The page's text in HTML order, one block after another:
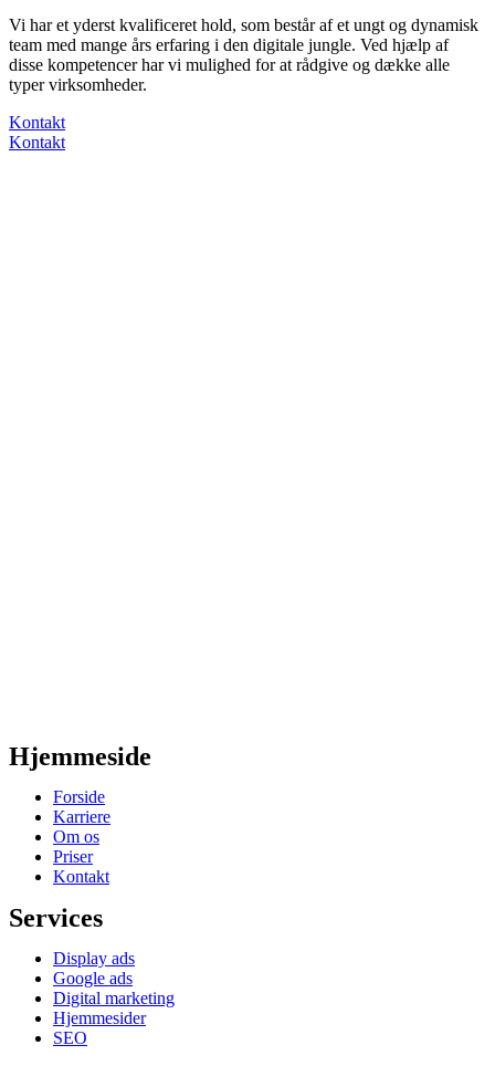
Vi har et yderst kvalificeret hold, som består af et ungt og dynamisk
team med mange års erfaring i den digitale jungle. Ved hjælp af
disse kompetencer har vi mulighed for at rådgive og dække alle
typer virksomheder.
Kontakt
Kontakt
Hjemmeside
Forside
Karriere
Om os
Priser
Kontakt
Services
Display ads
Google ads
Digital marketing
Hjemmesider
SEO